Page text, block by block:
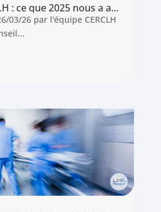
RSE chez CERCLH : ce que 2025 nous a appris, ce que nous visons pour 2026
03/26 par l'équipe CERCLH